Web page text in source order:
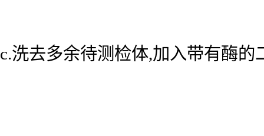
c.洗去多余待测检体,加入带有酶